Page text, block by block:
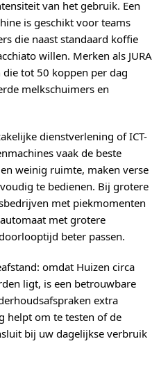
van het gebruik. Een
is geschikt voor teams
die naast standaard koffie
willen. Merken als JURA
tot 50 koppen per dag
melkschuimers en
dienstverlening of ICT-
vaak de beste
weinig ruimte, maken verse
te bedienen. Bij grotere
met piekmomenten
met grotere
beter passen.
omdat Huizen circa
ligt, is een betrouwbare
extra
helpt om te testen of de
bij uw dagelijkse verbruik